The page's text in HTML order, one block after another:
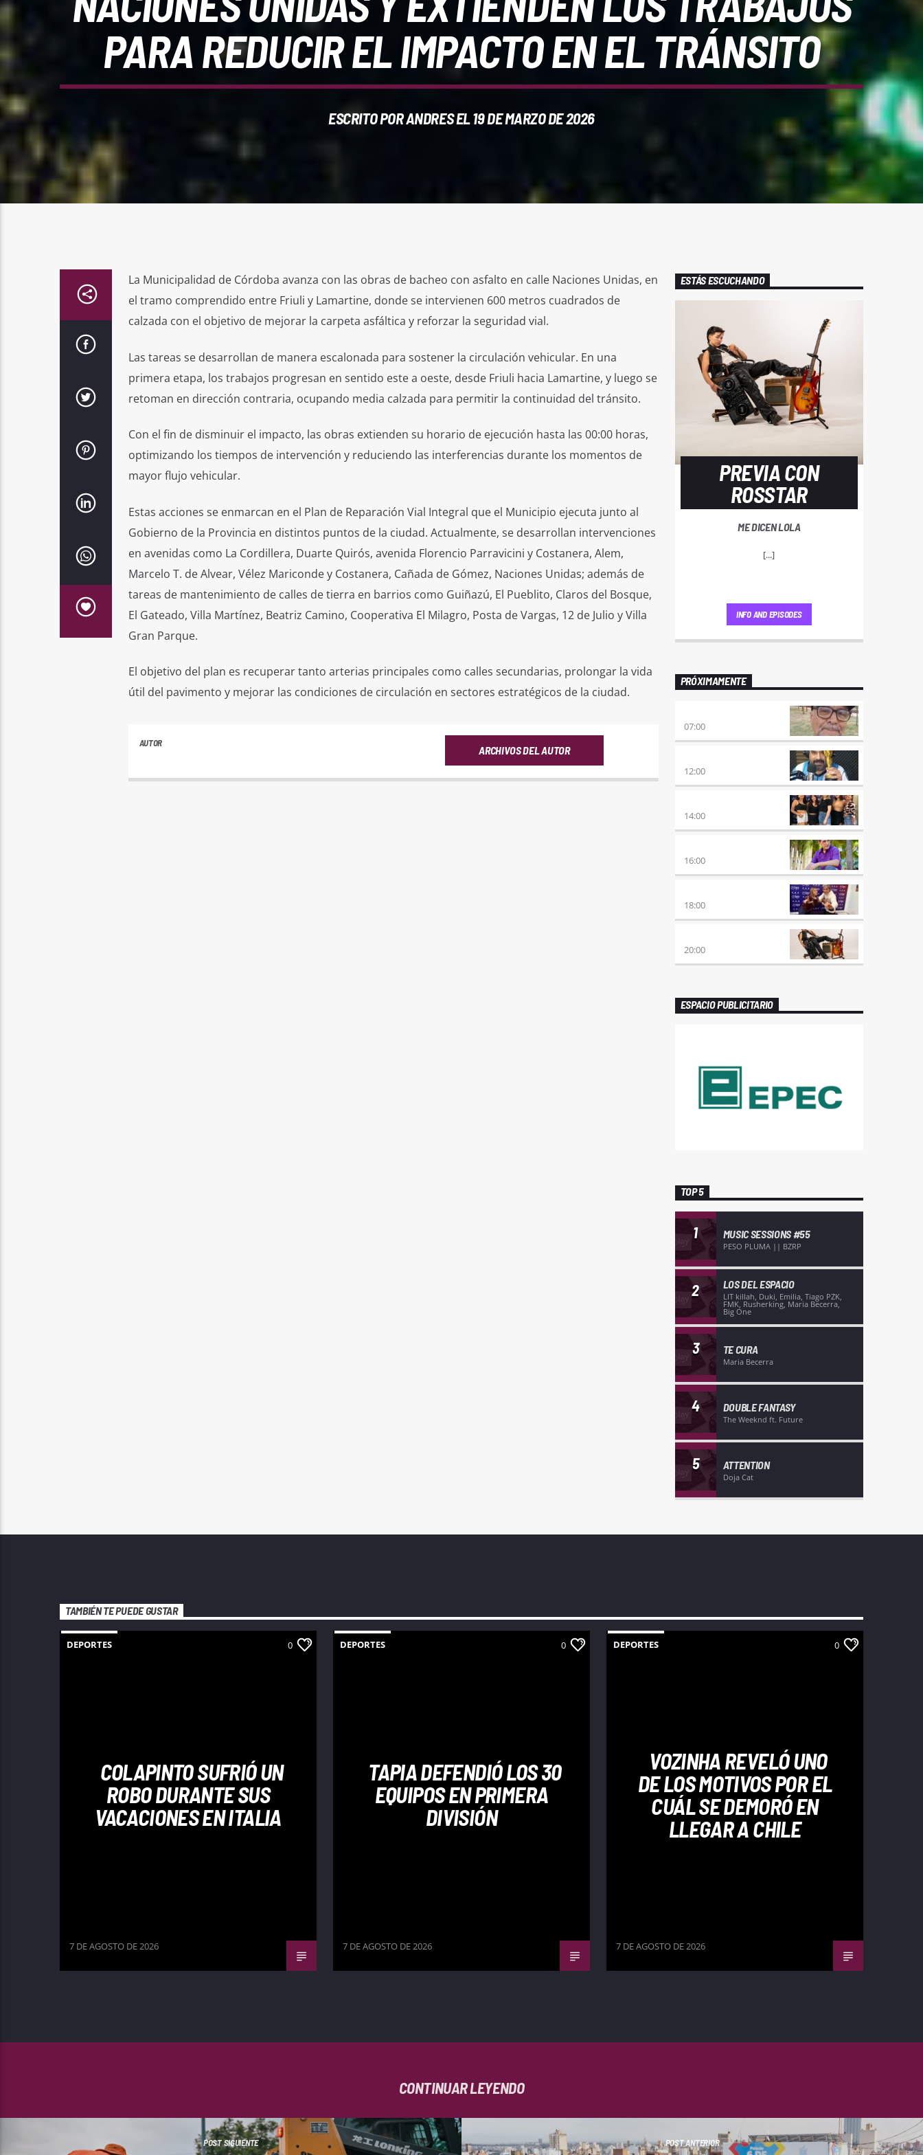
PARA REDUCIR EL IMPACTO EN EL TRÁNSITO
ESCRITO PORANDRESEL 19 DE MARZO DE 2026
La Municipalidad de Córdoba avanza con las obras de bacheo con asfalto en calle Naciones Unidas, en
el tramo comprendido entre Friuli y Lamartine, donde se intervienen 600 metros cuadrados de
calzada con el objetivo de mejorar la carpeta asfáltica y reforzar la seguridad vial.
Las tareas se desarrollan de manera escalonada para sostener la circulación vehicular. En una
primera etapa, los trabajos progresan en sentido este a oeste, desde Friuli hacia Lamartine, y luego se
retoman en dirección contraria, ocupando media calzada para permitir la continuidad del tránsito.
Con el fin de disminuir el impacto, las obras extienden su horario de ejecución hasta las 00:00 horas,
optimizando los tiempos de intervención y reduciendo las interferencias durante los momentos de
mayor flujo vehicular.
Estas acciones se enmarcan en el Plan de Reparación Vial Integral que el Municipio ejecuta junto al
Gobierno de la Provincia en distintos puntos de la ciudad. Actualmente, se desarrollan intervenciones
en avenidas como La Cordillera, Duarte Quirós, avenida Florencio Parravicini y Costanera, Alem,
Marcelo T. de Alvear, Vélez Mariconde y Costanera, Cañada de Gómez, Naciones Unidas; además de
tareas de mantenimiento de calles de tierra en barrios como Guiñazú, El Pueblito, Claros del Bosque,
El Gateado, Villa Martínez, Beatriz Camino, Cooperativa El Milagro, Posta de Vargas, 12 de Julio y Villa
Gran Parque.
El objetivo del plan es recuperar tanto arterias principales como calles secundarias, prolongar la vida
útil del pavimento y mejorar las condiciones de circulación en sectores estratégicos de la ciudad.
AUTOR
ARCHIVOS DEL AUTOR
ESTÁS ESCUCHANDO
PREVIA CON
ROSSTAR
ME DICEN LOLA
[...]
INFO AND EPISODES
PRÓXIMAMENTE
07:00
12:00
14:00
16:00
18:00
20:00
ESPACIO PUBLICITARIO
TOP 5
1 MUSIC SESSIONS #55
PESO PLUMA || BZRP
2 LOS DEL ESPACIO
LIT killah, Duki, Emilia, Tiago PZK,
FMK, Rusherking, Maria Becerra,
Big One
3 TE CURA
Maria Becerra
4 DOUBLE FANTASY
The Weeknd ft. Future
5 ATTENTION
Doja Cat
TAMBIÉN TE PUEDE GUSTAR
DEPORTES 0
COLAPINTO SUFRIÓ UN
ROBO DURANTE SUS
VACACIONES EN ITALIA
7 DE AGOSTO DE 2026
DEPORTES 0
TAPIA DEFENDIÓ LOS 30
EQUIPOS EN PRIMERA
DIVISIÓN
7 DE AGOSTO DE 2026
DEPORTES 0
VOZINHA REVELÓ UNO
DE LOS MOTIVOS POR EL
CUÁL SE DEMORÓ EN
LLEGAR A CHILE
7 DE AGOSTO DE 2026
CONTINUAR LEYENDO
POST SIGUIENTE POST ANTERIOR